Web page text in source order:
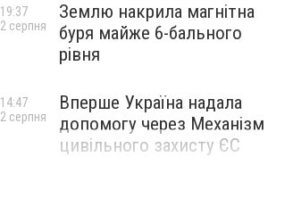
Землю накрила магнітна
буря майже 6-бального
рівня
19:37
2 серпня
Вперше Україна надала
допомогу через Механізм
цивільного захисту ЄС
14:47
2 серпня